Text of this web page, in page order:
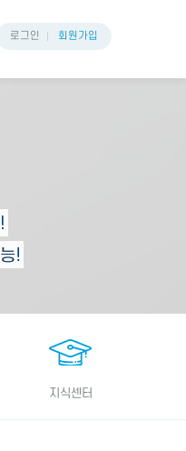
로그인 회원가입
지식센터